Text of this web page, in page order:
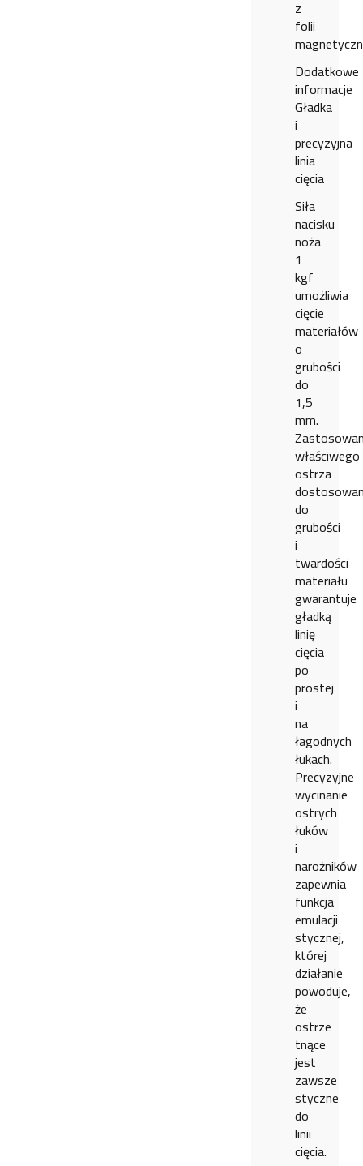
z
folii
Dodatkowe
informacje
Gładka
i
precyzyjna
linia
cięcia
Siła
nacisku
noża
1
kgf
umożliwia
cięcie
materiałów
o
grubości
do
1,5
mm.
właściwego
ostrza
do
grubości
i
twardości
materiału
gwarantuje
gładką
linię
cięcia
po
prostej
i
na
łagodnych
łukach.
Precyzyjne
wycinanie
ostrych
łuków
i
narożników
zapewnia
funkcja
emulacji
stycznej,
której
działanie
powoduje,
że
ostrze
tnące
jest
zawsze
styczne
do
linii
cięcia.